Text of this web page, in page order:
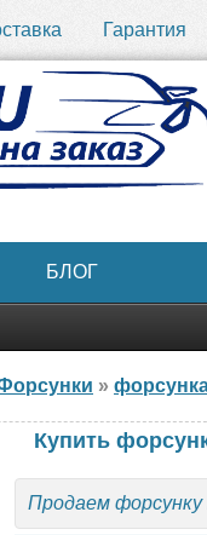
Гарантия
БЛОГ
»
Купить
Продаем форсунку